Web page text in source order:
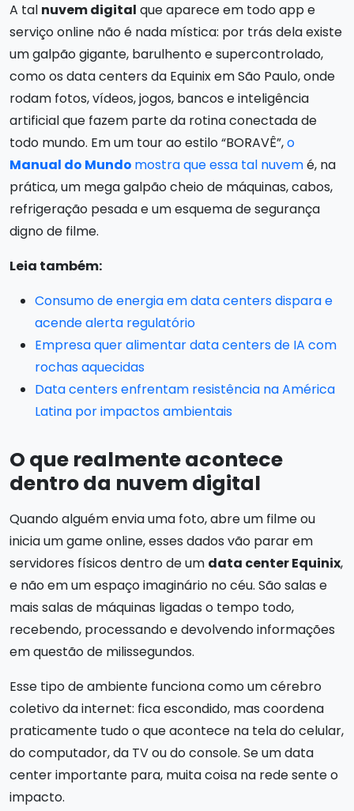
A tal nuvem digital que aparece em todo app e
serviço online não é nada mística: por trás dela existe
um galpão gigante, barulhento e supercontrolado,
como os data centers da Equinix em São Paulo, onde
rodam fotos, vídeos, jogos, bancos e inteligência
artificial que fazem parte da rotina conectada de
todo mundo. Em um tour ao estilo “BORAVÊ”,o
Manual do Mundo mostra que essa tal nuvemé, na
prática, um mega galpão cheio de máquinas, cabos,
refrigeração pesada e um esquema de segurança
digno de filme.
Leia também:
Consumo de energia em data centers dispara e
acende alerta regulatório
Empresa quer alimentar data centers de IA com
rochas aquecidas
Data centers enfrentam resistência na América
Latina por impactos ambientais
O que realmente acontece
dentro da nuvem digital
Quando alguém envia uma foto, abre um filme ou
inicia um game online, esses dados vão parar em
servidores físicos dentro de um data center Equinix,
e não em um espaço imaginário no céu. São salas e
mais salas de máquinas ligadas o tempo todo,
recebendo, processando e devolvendo informações
em questão de milissegundos.
Esse tipo de ambiente funciona como um cérebro
coletivo da internet: fica escondido, mas coordena
praticamente tudo o que acontece na tela do celular,
do computador, da TV ou do console. Se um data
center importante para, muita coisa na rede sente o
impacto.